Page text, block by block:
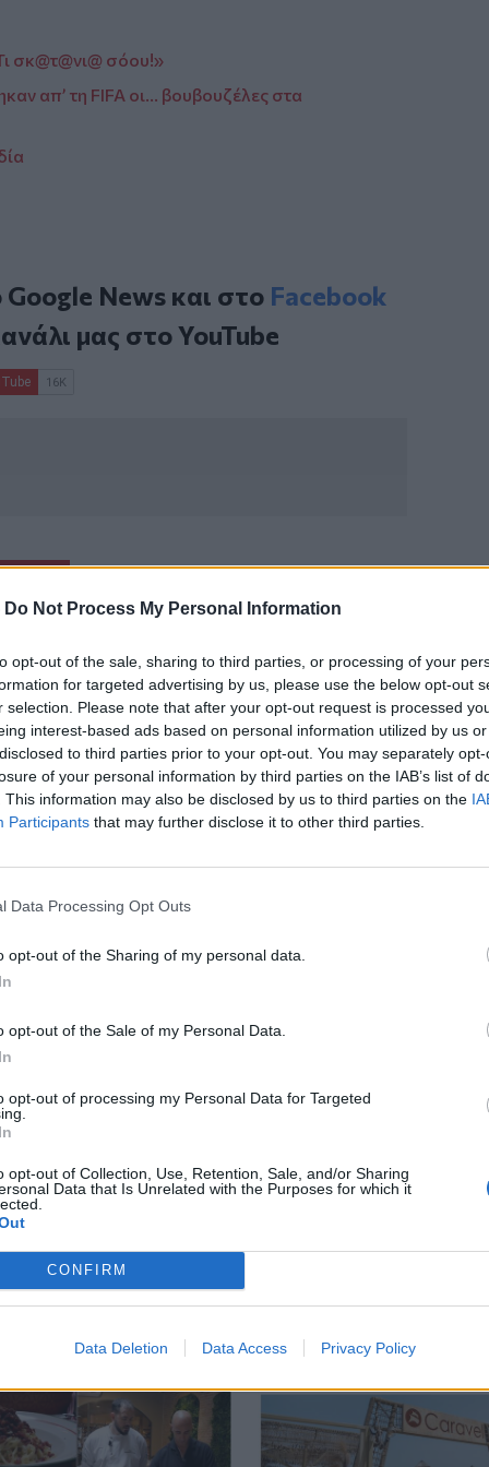
Do Not Process My Personal Information
opt-out of the sale, sharing to third parties, or processing of your
for targeted advertising by us, please use the below opt-out
selection. Please note that after your opt-out request is processed
interest-based ads based on personal information utilized by us
to third parties prior to your opt-out. You may separately
of your personal information by third parties on the IAB’s list of
This information may also be disclosed by us to third parties on the
Participants that may further disclose it to other third parties.
Data Processing Opt Outs
opt-out of the Sharing of my personal data.
opt-out of the Sale of my Personal Data.
opt-out of processing my Personal Data for Targeted
opt-out of Collection, Use, Retention, Sale, and/or Sharing
Data that Is Unrelated with the Purposes for which it
CONFIRM
Data Deletion Data Access Privacy Policy
σκ@τ@νι@ σόου!»
απ’ τη FIFA οι... βουβουζέλες στα
Google Newsκαι στο Facebook
μας στοYouTube
TAGS
Παπαδόπουλος
του CRETALIVE
ΕΊΔΗΣΗ
του Μέσι
τον χαμό του πατέρα του ΜέσιΟΦΗ: Έκλεισε τον Λορέντσο
ΟΦΗ: Έκλεισε τον Λορέντσο
ΟΦΗ: Η τρίτη φανέλα για τη νέα σεζόν - «Το πορτοκαλί
ΟΦΗ: Η τρίτη φανέλα για τη νέα
σεζόν - «Το πορτοκαλί που